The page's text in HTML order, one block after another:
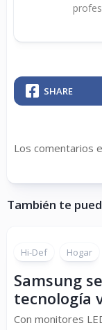
SHARE
Los comentarios
También te
Hi-Def Hogar
Samsung
tecnología
Con monitores